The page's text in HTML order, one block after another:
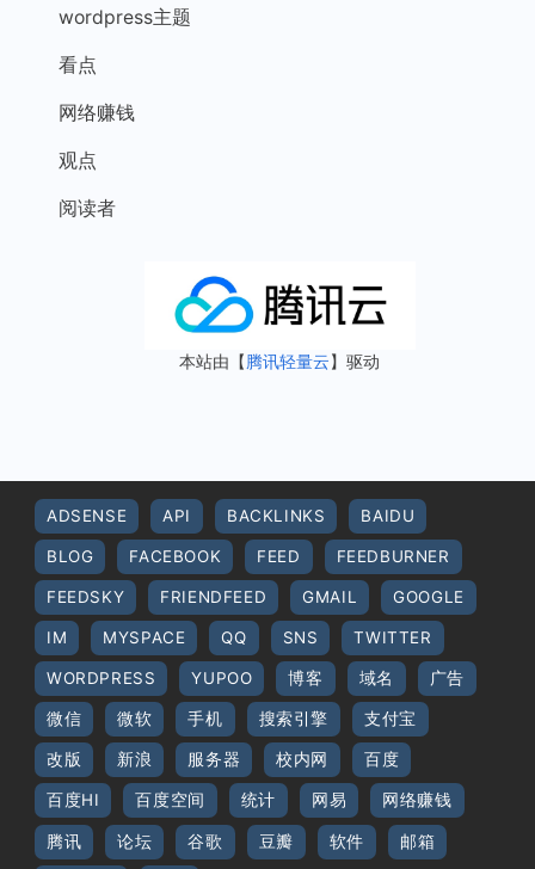
wordpress主题
看点
网络赚钱
观点
阅读者
本站由【腾讯轻量云】驱动
ADSENSE API BACKLINKS BAIDU
BLOG FACEBOOK FEED FEEDBURNER
FEEDSKY FRIENDFEED GMAIL GOOGLE
IM MYSPACE QQ SNS TWITTER
WORDPRESS YUPOO 博客 域名 广告
微信 微软 手机 搜索引擎 支付宝
改版 新浪 服务器 校内网 百度
百度HI 百度空间 统计 网易 网络赚钱
腾讯 论坛 谷歌 豆瓣 软件 邮箱